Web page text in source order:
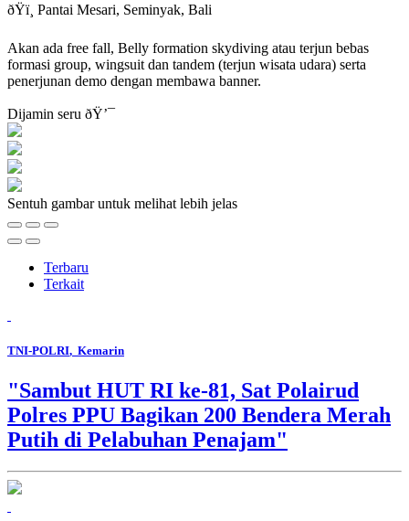
ðŸï¸ Pantai Mesari, Seminyak, Bali
Akan ada free fall, Belly formation skydiving atau terjun bebas
formasi group, wingsuit dan tandem (terjun wisata udara) serta
penerjunan demo dengan membawa banner.
Dijamin seru ðŸ’¯
Sentuh gambar untuk melihat lebih jelas
Terbaru
Terkait
TNI-POLRI, Kemarin
"Sambut HUT RI ke-81, Sat Polairud
Polres PPU Bagikan 200 Bendera Merah
Putih di Pelabuhan Penajam"